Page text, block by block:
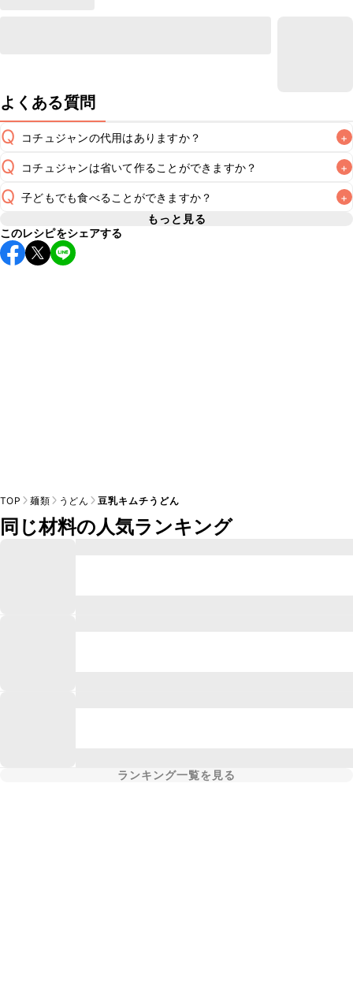
よくある質問
Q コチュジャンの代用はありますか？ +
A
Q コチュジャンは省いて作ることができますか？ +
A
使用量が少ない場合は省いてもお作りいただけますが、メイ
ンの味付けとして使用している場合は省くと味がぼやける可
能性があるため、 こちら
Q 子どもでも食べることができますか？ +
コチュジャンは甘辛い風味が特徴の食材なため、お子様や辛
い味付けが苦手な方は風味や刺激を強く感じる可能性がござ
います。使用する食材や味付けにつきましては普段のお子様
もっと見る
このレシピをシェアする
TOP 麺類 うどん 豆乳キムチうどん
同じ材料の人気ランキング
ランキング一覧を見る